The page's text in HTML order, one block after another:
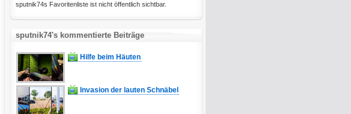
sputnik74s Favoritenliste ist nicht öffentlich sichtbar.
sputnik74's kommentierte Beiträge
Hilfe beim Häuten
Invasion der lauten Schnäbel